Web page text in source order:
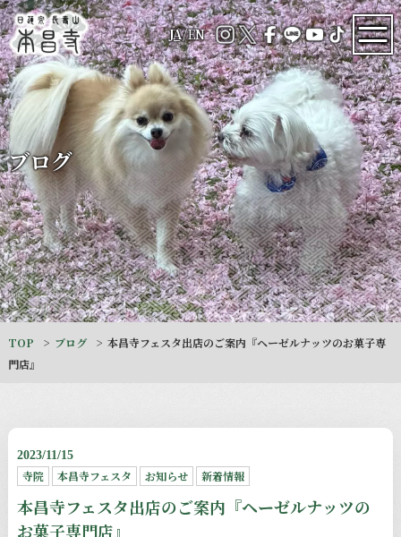
JA/EN
ブログ
TOP ブログ
本昌寺フェスタ出店のご案内『ヘーゼルナッツのお菓子専
門店』
2023/11/15
寺院 本昌寺フェスタ お知らせ 新着情報
本昌寺フェスタ出店のご案内『ヘーゼルナッツの
お菓子専門店』